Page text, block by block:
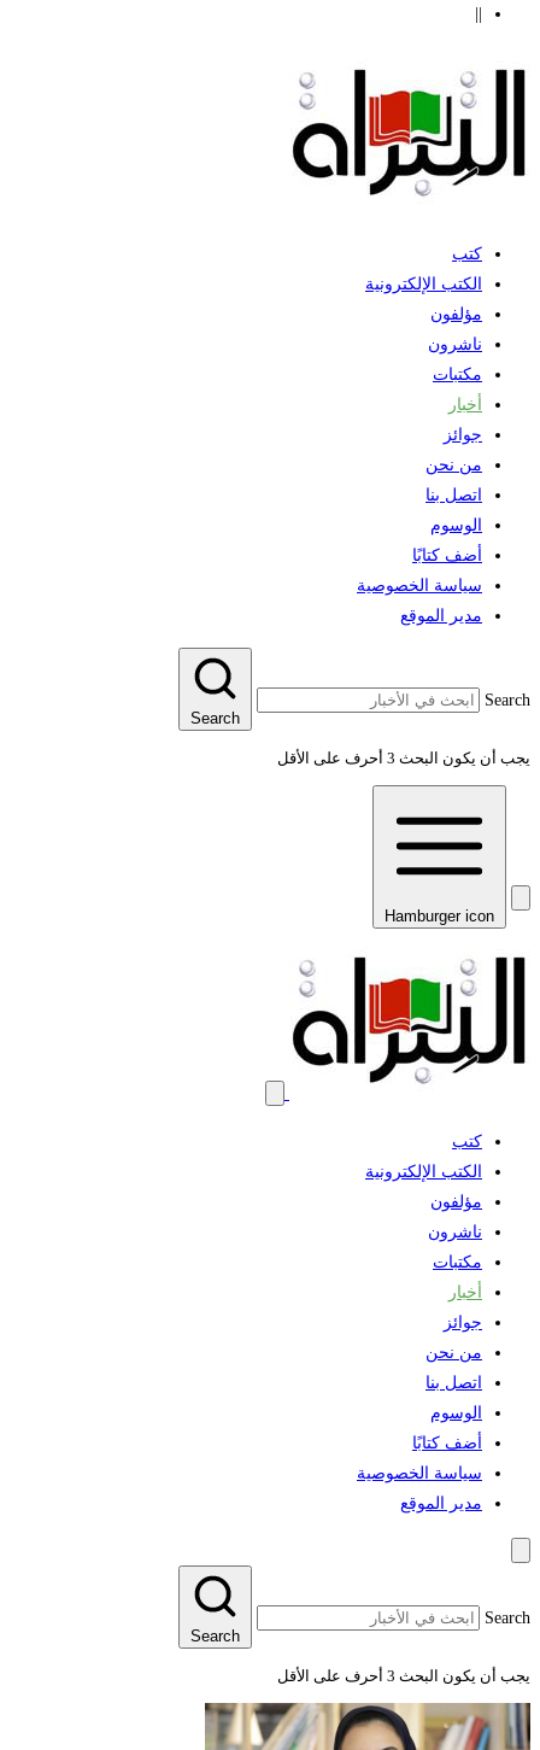
||
كتب
الكتب الإلكترونية
مؤلفون
ناشرون
مكتبات
أخبار
جوائز
من نحن
اتصل بنا
الوسوم
أضف كتابًا
سياسة الخصوصية
مدير الموقع
Search
أن يكون البحث 3 أحرف على الأقل
Hamburger icon
كتب
الكتب الإلكترونية
مؤلفون
ناشرون
مكتبات
أخبار
جوائز
من نحن
اتصل بنا
الوسوم
أضف كتابًا
سياسة الخصوصية
مدير الموقع
Search
أن يكون البحث 3 أحرف على الأقل